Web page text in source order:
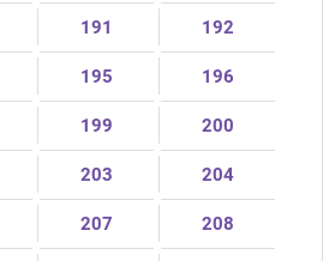
191 192
195 196
199 200
203 204
207 208